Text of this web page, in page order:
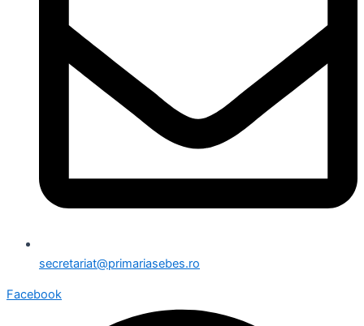
secretariat@primariasebes.ro
Facebook